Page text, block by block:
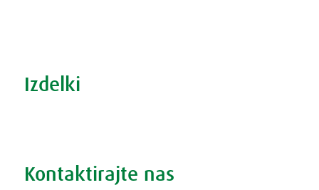
Izdelki
Kontaktirajte nas